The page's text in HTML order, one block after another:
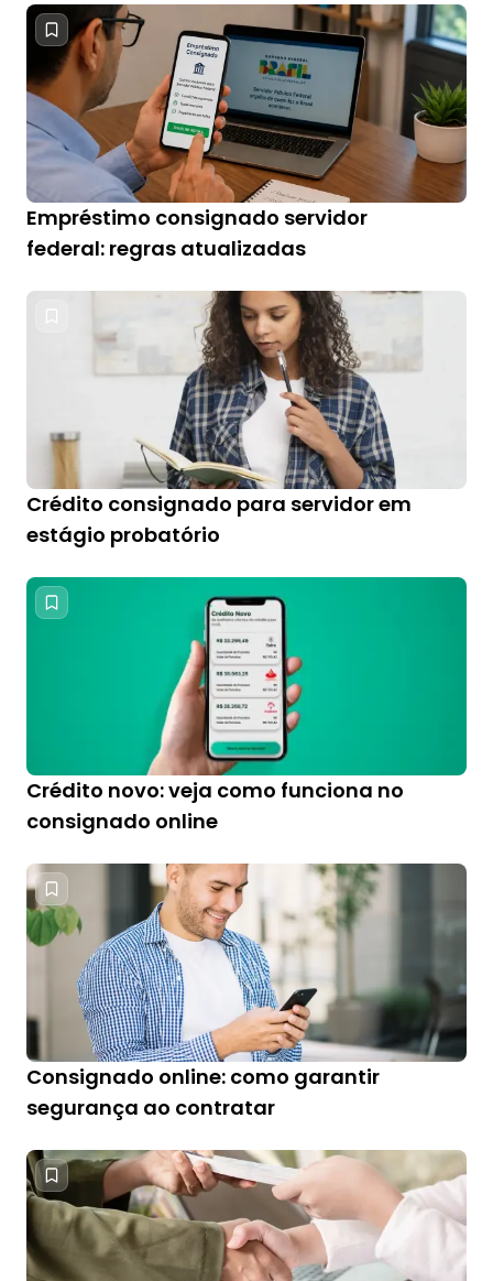
Empréstimo consignado servidor
federal: regras atualizadas
Crédito consignado para servidor em
estágio probatório
Crédito novo: veja como funciona no
consignado online
Consignado online: como garantir
segurança ao contratar